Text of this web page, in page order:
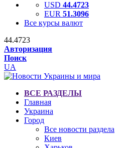
USD 44.4723
EUR 51.3096
Все курсы валют
44.4723
Авторизация
Поиск
UA
ВСЕ РАЗДЕЛЫ
Главная
Украина
Город
Все новости раздела
Киев